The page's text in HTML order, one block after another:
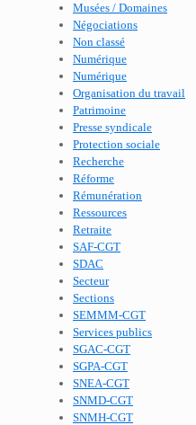
Musées / Domaines
Négociations
Non classé
Numérique
Numérique
Organisation du travail
Patrimoine
Presse syndicale
Protection sociale
Recherche
Réforme
Rémunération
Ressources
Retraite
SAF-CGT
SDAC
Secteur
Sections
SEMMM-CGT
Services publics
SGAC-CGT
SGPA-CGT
SNEA-CGT
SNMD-CGT
SNMH-CGT